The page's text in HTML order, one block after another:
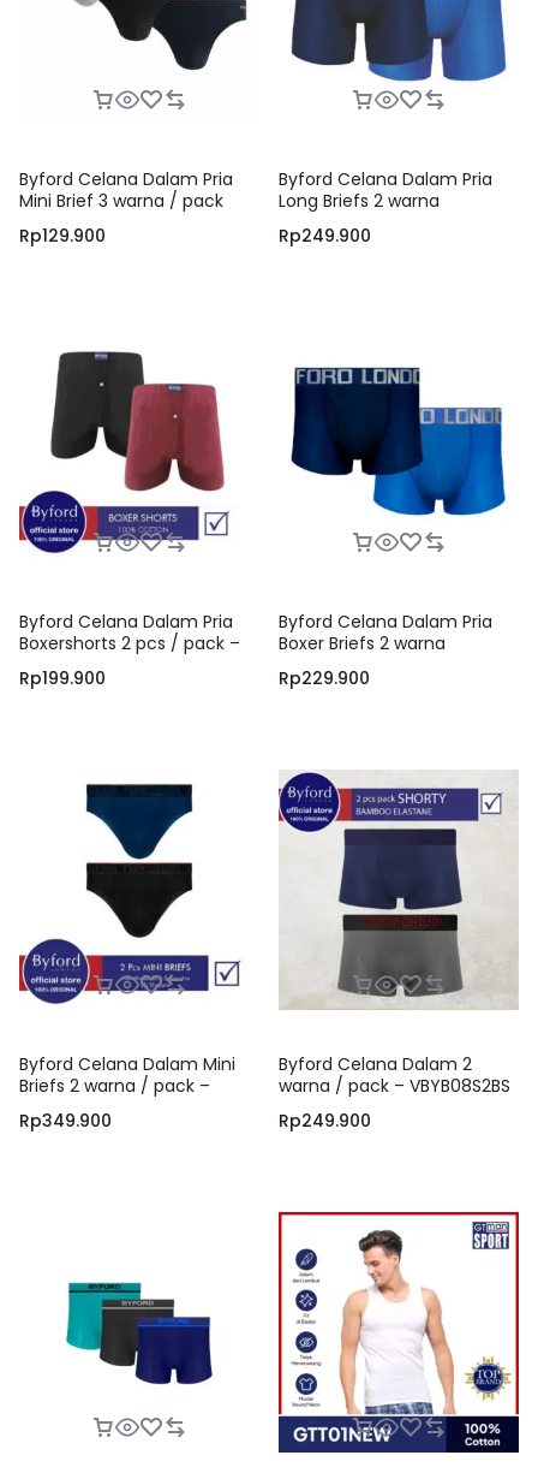
Byford Celana Dalam Pria
Mini Brief 3 warna / pack
Rp129.900
Byford Celana Dalam Pria
Long Briefs 2 warna
Rp249.900
Byford Celana Dalam Pria
Boxershorts 2 pcs / pack –
Rp199.900
Byford Celana Dalam Pria
Boxer Briefs 2 warna
Rp229.900
Byford Celana Dalam Mini
Briefs 2 warna / pack –
Rp349.900
Byford Celana Dalam 2
warna / pack – VBYB08S2BS
Rp249.900